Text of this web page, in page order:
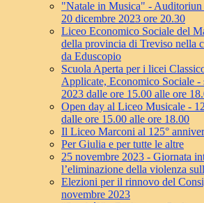
"Natale in Musica" -
20 dicembre 2023 ore 20.30
Liceo Economico Sociale del
della provincia di Treviso nella
da Eduscopio
Scuola Aperta per i licei
Applicate, Economico Sociale -
2023 dalle ore 15.00 alle ore
Open day al Liceo Musicale -
dalle ore 15.00 alle ore 18.00
Il Liceo Marconi al 125°
Per Giulia e per tutte le altre
25 novembre 2023 - Giornata
l’eliminazione della violenza
Elezioni per il rinnovo del
novembre 2023